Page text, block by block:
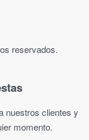
reservados.
nuestros clientes y
momento.